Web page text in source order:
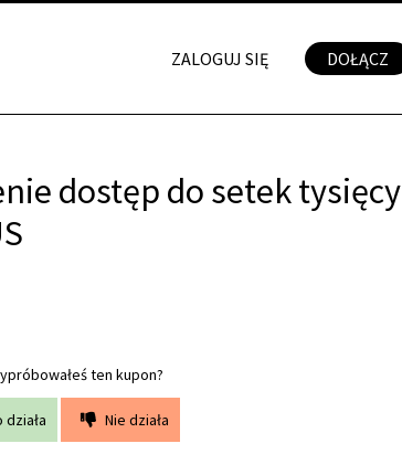
ZALOGUJ SIĘ DOŁĄCZ
dostęp do setek tysięcy
ten kupon?
działa Nie działa